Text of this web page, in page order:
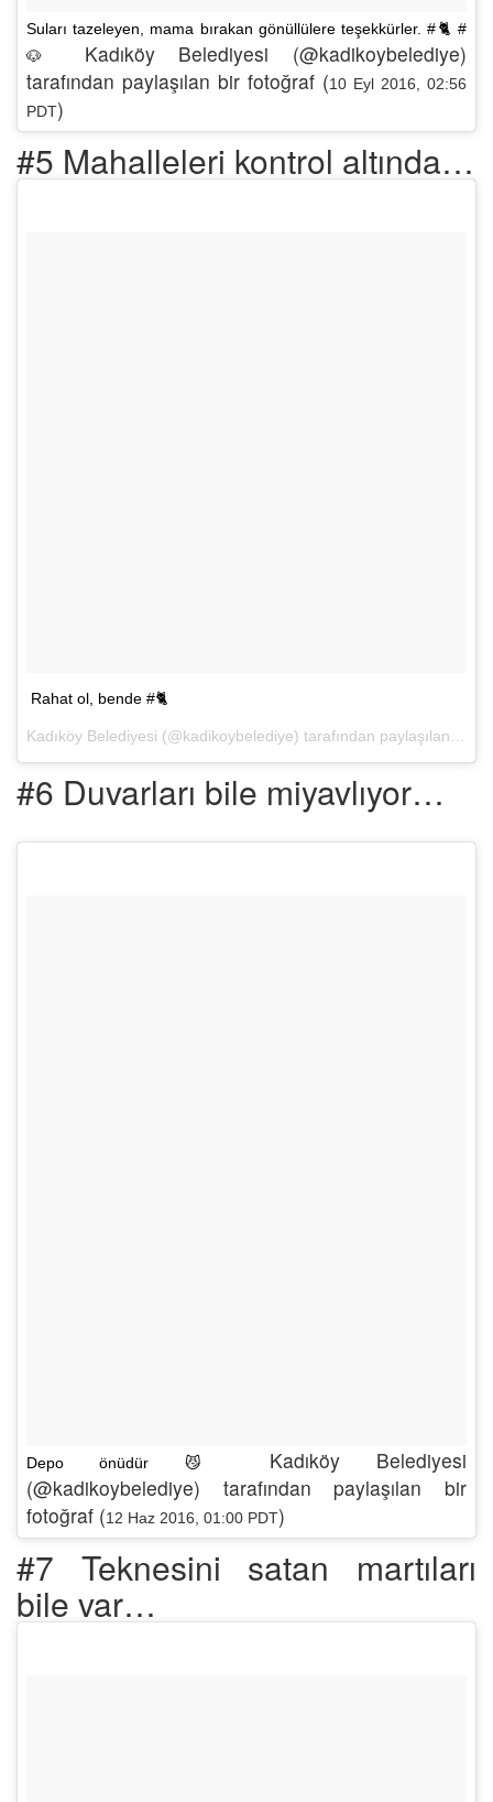
Suları tazeleyen, mama bırakan gönüllülere teşekkürler. #🐈 #
🐶
Kadıköy Belediyesi (@kadikoybelediye)
tarafından paylaşılan bir fotoğraf (10 Eyl 2016, 02:56
PDT)
#5 Mahalleleri kontrol altında…
Rahat ol, bende #🐈
#6 Duvarları bile miyavlıyor…
Depo önüdür 😼
Kadıköy Belediyesi
(@kadikoybelediye) tarafından paylaşılan bir
fotoğraf (12 Haz 2016, 01:00 PDT)
#7 Teknesini satan martıları
bile var…